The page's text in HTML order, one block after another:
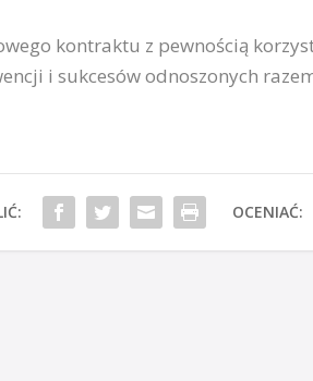
kontraktu z pewnością
i sukcesów odnoszonych
OCENIAĆ: